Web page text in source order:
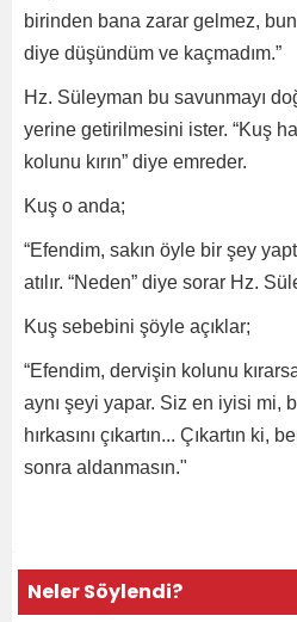
birinden bana zarar gelmez,
diye düşündüm ve kaçmadım.”
Hz. Süleyman bu savunmayı
yerine getirilmesini ister. “Kuş
kolunu kırın” diye emreder.
Kuş o anda;
“Efendim, sakın öyle bir şey
atılır. “Neden” diye sorar Hz.
Kuş sebebini şöyle açıklar;
“Efendim, dervişin kolunu
aynı şeyi yapar. Siz en iyisi mi,
hırkasını çıkartın... Çıkartın
sonra aldanmasın."
Neler Söylendi?